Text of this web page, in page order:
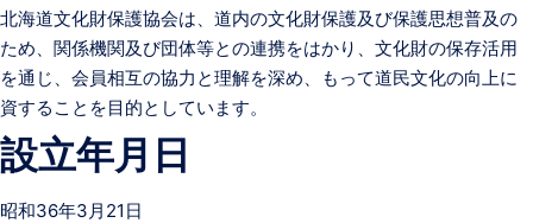
北海道文化財保護協会は、道内の文化財保護及び保護思想普及の
ため、関係機関及び団体等との連携をはかり、文化財の保存活用
を通じ、会員相互の協力と理解を深め、もって道民文化の向上に
資することを目的としています。
設立年月日
昭和36年3月21日